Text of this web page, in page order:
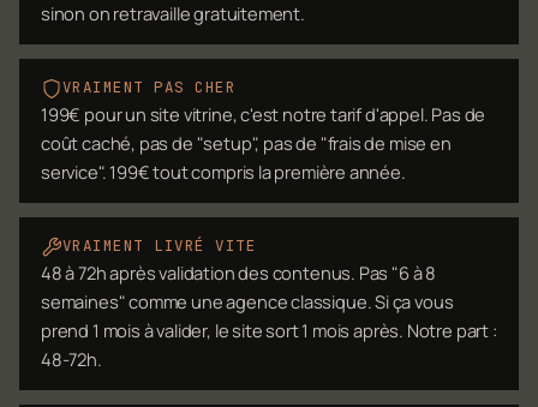
sinon on retravaille gratuitement.
VRAIMENT PAS CHER
199€ pour un site vitrine, c'est notre tarif d'appel. Pas de
coût caché, pas de "setup", pas de "frais de mise en
service". 199€ tout compris la première année.
VRAIMENT LIVRÉ VITE
48 à 72h après validation des contenus. Pas "6 à 8
semaines" comme une agence classique. Si ça vous
prend 1 mois à valider, le site sort 1 mois après. Notre part :
48-72h.